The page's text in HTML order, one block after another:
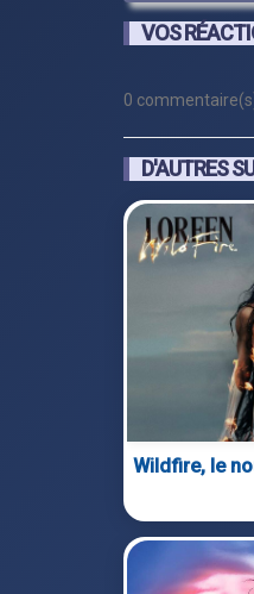
VOS
0
D'AUTRES
Wildfire, le